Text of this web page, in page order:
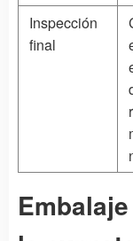
Inspección
final